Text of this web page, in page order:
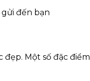
đến bạn
Một số đặc điểm